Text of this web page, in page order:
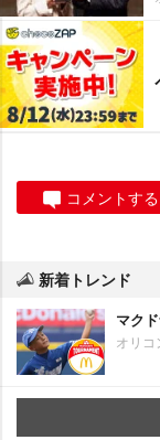
コメントす
新着トレンド
マク
オリコ